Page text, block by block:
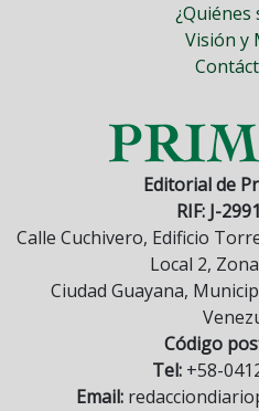
¿Quiénes
Visión y
Editorial de
RIF: J-
Calle Cuchivero, Edificio
Local 2,
Ciudad Guayana,
Código
Tel:+58-
Email: